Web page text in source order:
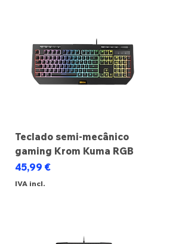
Teclado semi-mecânico
gaming Krom Kuma RGB
Preço
45,99 €
IVA incl.